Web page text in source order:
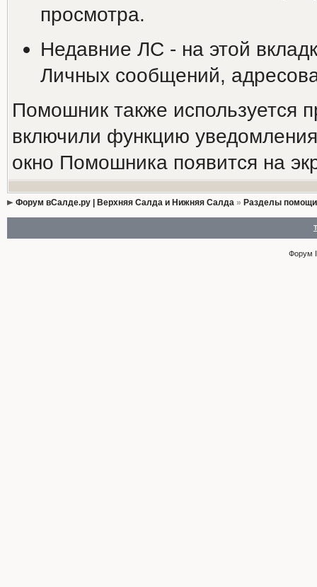
просмотра.
Недавние ЛС - на этой
Личных сообщений,
Помошник также используется
включили функцию
окно Помошника появится на
Форум вСалде.ру | Верхняя Салда и Нижняя Салда» Разделы
Форум